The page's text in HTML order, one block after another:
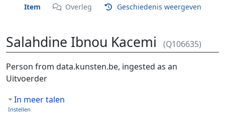
Item Overleg Geschiedenis weergeven
Salahdine Ibnou Kacemi (Q106635)
Ga naar:navigatie,zoeken
Person from data.kunsten.be, ingested as an
Uitvoerder
In meer talen
Instellen